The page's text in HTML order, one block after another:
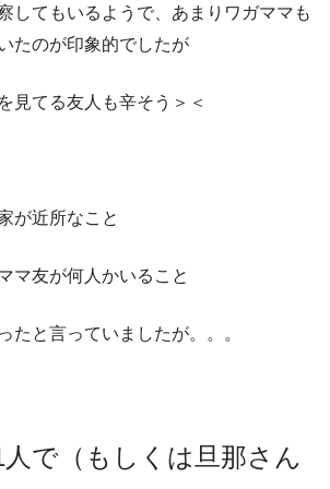
してもいるようで、あまりワガママも
たのが印象的でしたが
見てる友人も辛そう＞＜
が近所なこと
マ友が何人かいること
たと言っていましたが。。。
で（もしくは旦那さん